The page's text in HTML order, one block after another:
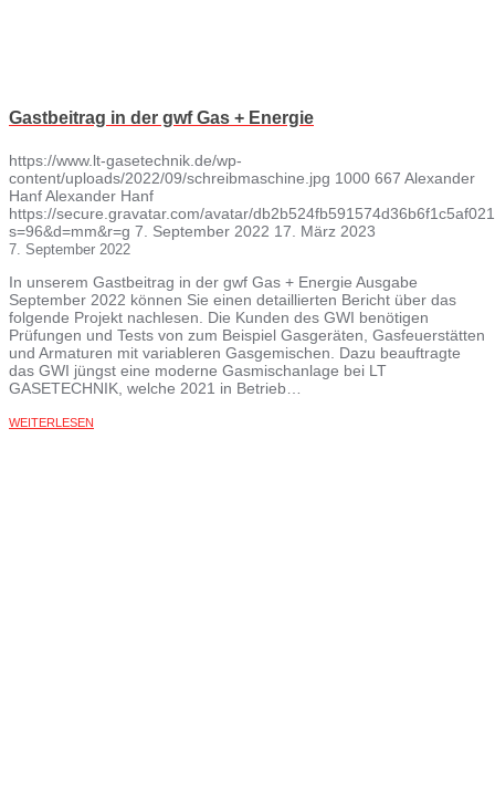
Gastbeitrag in der gwf Gas + Energie
https://www.lt-gasetechnik.de/wp-
content/uploads/2022/09/schreibmaschine.jpg 1000 667 Alexander
HanfAlexander Hanf
https://secure.gravatar.com/avatar/
s=96&d=mm&r=g 7. September 2022 17. März 2023
7. September 2022
In unserem Gastbeitrag in der gwf Gas + Energie Ausgabe
September 2022 können Sie einen detaillierten Bericht über das
folgende Projekt nachlesen. Die Kunden des GWI benötigen
Prüfungen und Tests von zum Beispiel Gasgeräten, Gasfeuerstätten
und Armaturen mit variableren Gasgemischen. Dazu beauftragte
das GWI jüngst eine moderne Gasmischanlage bei LT
GASETECHNIK, welche 2021 in Betrieb…
WEITERLESEN